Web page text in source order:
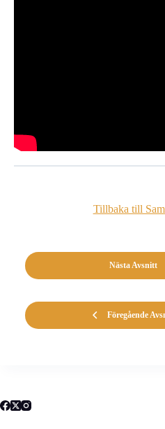
Föregående
Tillbaka till
Nästa Avsnitt